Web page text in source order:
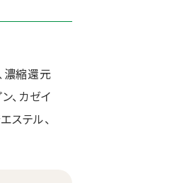
濃縮還元
、カゼイ
ステル、